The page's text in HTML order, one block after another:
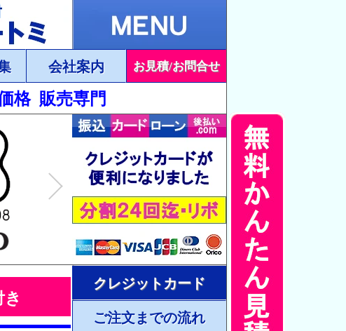
会社案内 お見積/お問合せ
格 販売専門
クレジットカード
ご注文までの流れ